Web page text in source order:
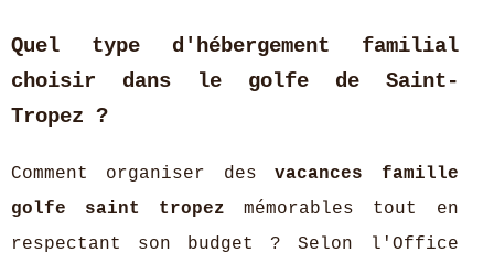
Quel type d'hébergement familial
choisir dans le golfe de Saint-
Tropez ?
Comment organiser desvacances famille
golfe saint tropez mémorables tout en
respectant son budget ? Selon l'Office